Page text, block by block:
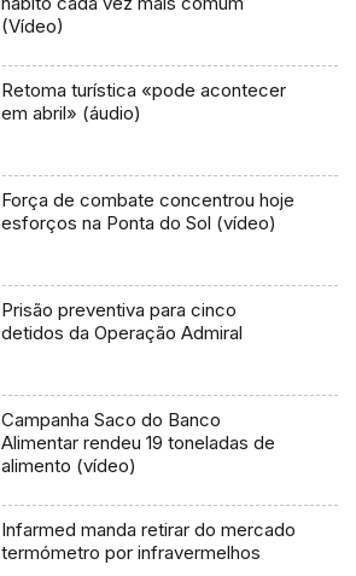
(Vídeo)
Retoma turística «pode acontecer
em abril» (áudio)
Força de combate concentrou hoje
esforços na Ponta do Sol (vídeo)
Prisão preventiva para cinco
detidos da Operação Admiral
Campanha Saco do Banco
Alimentar rendeu 19 toneladas de
alimento (vídeo)
Infarmed manda retirar do mercado
termómetro por infravermelhos